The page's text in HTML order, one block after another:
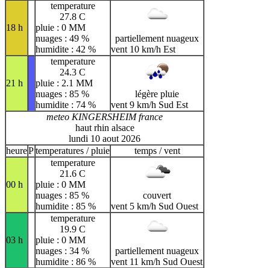
18 h
temperature
27.8 C
pluie : 0 MM
nuages : 49 %
humidite : 42 %
partiellement nuageux
vent 10 km/h Est
21 h
temperature
24.3 C
pluie : 2.1 MM
nuages : 85 %
humidite : 74 %
légère pluie
vent 9 km/h Sud Est
meteo KINGERSHEIM france
haut rhin alsace
lundi 10 aout 2026
heurePtemperatures / pluie temps / vent
00 h
temperature
21.6 C
pluie : 0 MM
nuages : 85 %
humidite : 85 %
couvert
vent 5 km/h Sud Ouest
03 h
temperature
19.9 C
pluie : 0 MM
nuages : 34 %
humidite : 86 %
partiellement nuageux
vent 11 km/h Sud Ouest